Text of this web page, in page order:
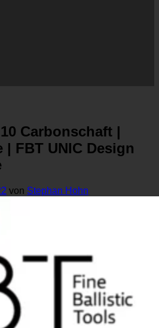
Carbonschaft |
| FBT UNIC Design
von Stephan Hohn